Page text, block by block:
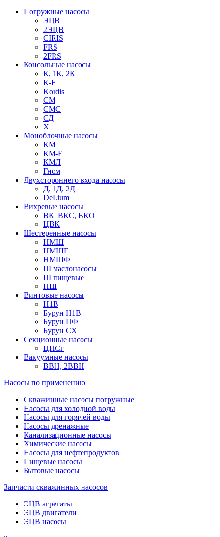
Погружные насосы
ЭЦВ
2ЭЦВ
CIRIS
FRS
2FRS
Консольные насосы
К, 1К, 2К
К-Е
Kordis
СМ
СМС
СД
Х
Моноблочные насосы
КМ
КМ-Е
КМЛ
Гном
Двухстороннего входа насосы
Д, 1Д, 2Д
DeLium
Вихревые насосы
ВК, ВКС, ВКО
ЦВК
Шестеренные насосы
НМШ
НМШГ
НМШФ
Ш маслонасосы
Ш пищевые
НШ
Винтовые насосы
Н1В
Бурун Н1В
Бурун ПФ
Бурун СХ
Секционные насосы
ЦНСг
Вакуумные насосы
ВВН, 2ВВН
Насосы по применению
Скважинные насосы погружные
Насосы для холодной воды
Насосы для горячей воды
Насосы дренажные
Канализационные насосы
Химические насосы
Насосы для нефтепродуктов
Пищевые насосы
Бытовые насосы
Запчасти скважинных насосов
ЭЦВ агрегаты
ЭЦВ двигатели
ЭЦВ насосы